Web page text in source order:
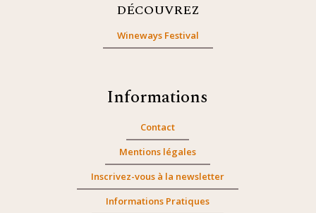
DÉCOUVREZ
Wineways Festival
Informations
Contact
Mentions légales
Inscrivez-vous à la newsletter
Informations Pratiques